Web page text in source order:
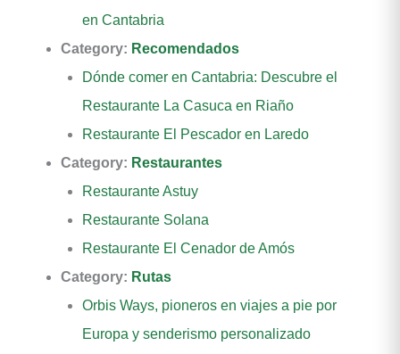
en Cantabria
Category: Recomendados
Dónde comer en Cantabria: Descubre el
Restaurante La Casuca en Riaño
Restaurante El Pescador en Laredo
Category: Restaurantes
Restaurante Astuy
Restaurante Solana
Restaurante El Cenador de Amós
Category: Rutas
Orbis Ways, pioneros en viajes a pie por
Europa y senderismo personalizado